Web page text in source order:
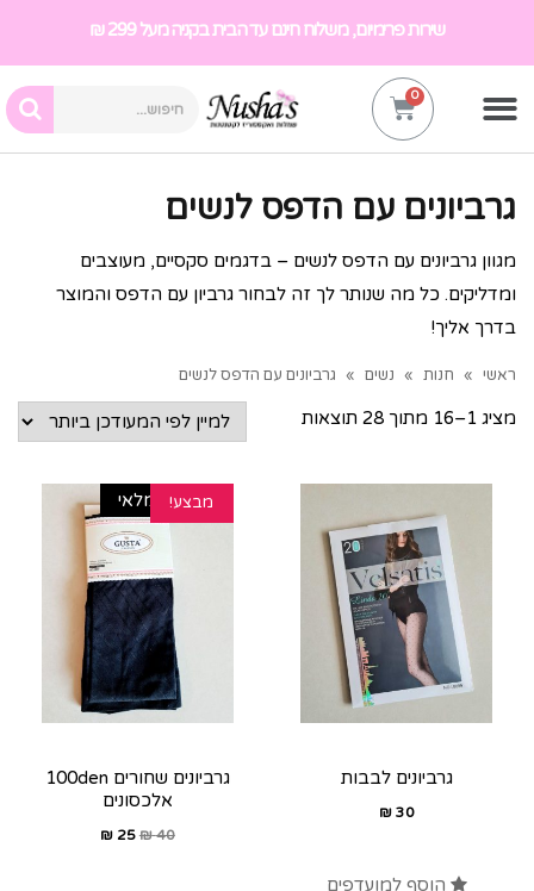
שירות פרימיום, משלוח חינם עד הבית בקניה מעל 299 ₪
גרביונים עם הדפס לנשים
מגוון גרביונים עם הדפס לנשים – בדגמים סקסיים, מעוצבים
ומדליקים. כל מה שנותר לך זה לבחור גרביון עם הדפס והמוצר
בדרך אליך!
ראשי » חנות » נשים » גרביונים עם הדפס לנשים
מציג 1–16 מתוך 28 תוצאות
גרביונים לבבות
30
₪
הוסף למועדפים
מבצע!
אזל מהמלאי
גרביונים שחורים 100den
אלכסונים
40
₪
25
₪